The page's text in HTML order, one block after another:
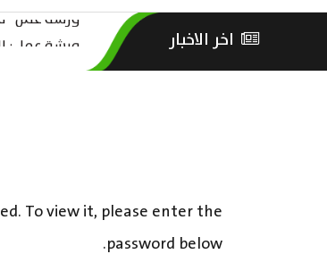
اخر الاخبار
ورشة عمل
الثقافة –
ورشة عمل :
To view it, please enter the
password below.